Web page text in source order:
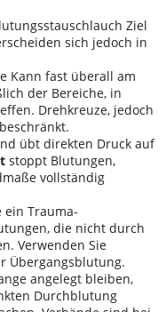
Ziel
sich jedoch in
Kann fast überall am
der Bereiche, in
Drehkreuze, jedoch
übt direkten Druck auf
stoppt Blutungen,
vollständig
ein Trauma-
die nicht durch
Verwenden Sie
Übergangsblutung.
angelegt bleiben,
Durchblutung